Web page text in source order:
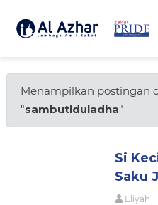
Menampilkan postingan
"sambutiduladha"
Si
Saku
Eliyah